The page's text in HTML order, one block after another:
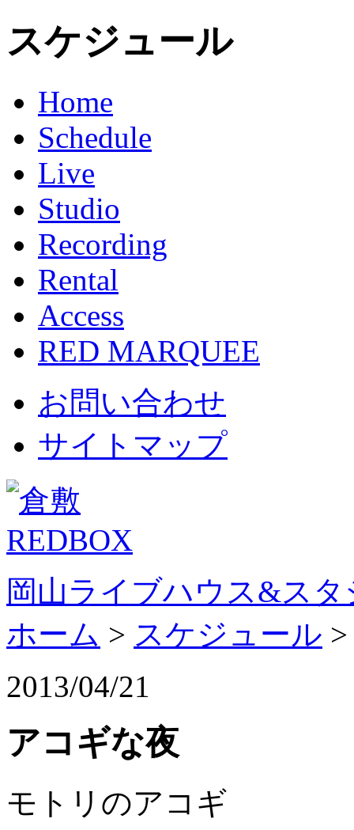
スケジュール
Home
Schedule
Live
Studio
Recording
Rental
Access
RED MARQUEE
お問い合わせ
サイトマップ
岡山ライブハウス&ス
ホーム > スケジュール
2013/04/21
アコギな夜
モトリのアコギ